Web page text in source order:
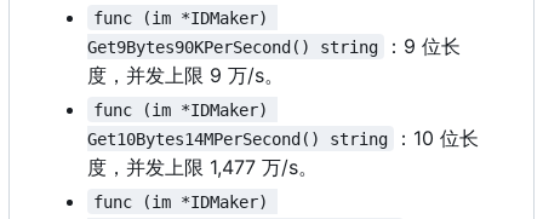
func (im *IDMaker)
Get9Bytes90KPerSecond() string
： 9 位长
度，并发上限 9 万/s。
func (im *IDMaker)
Get10Bytes14MPerSecond() string
： 10 位长
度，并发上限 1,477 万/s。
func (im *IDMaker)